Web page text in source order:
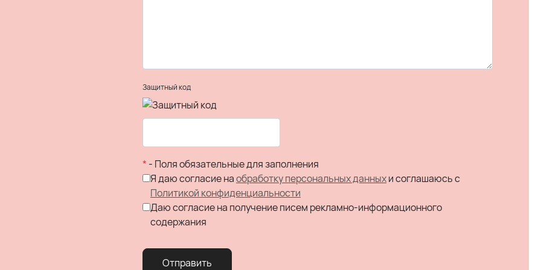
Защитный код
* - Поля обязательные для заполнения
Я даю согласие наобработку персональных данныхи соглашаюсь c
Политикой конфиденциальности
Даю согласие на получение писем рекламно-информационного
содержания
Отправить